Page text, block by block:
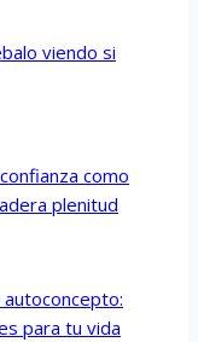
viendo si
como
plenitud
para tu vida